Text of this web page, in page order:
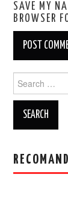
SAVE MY
BROWSER
for: